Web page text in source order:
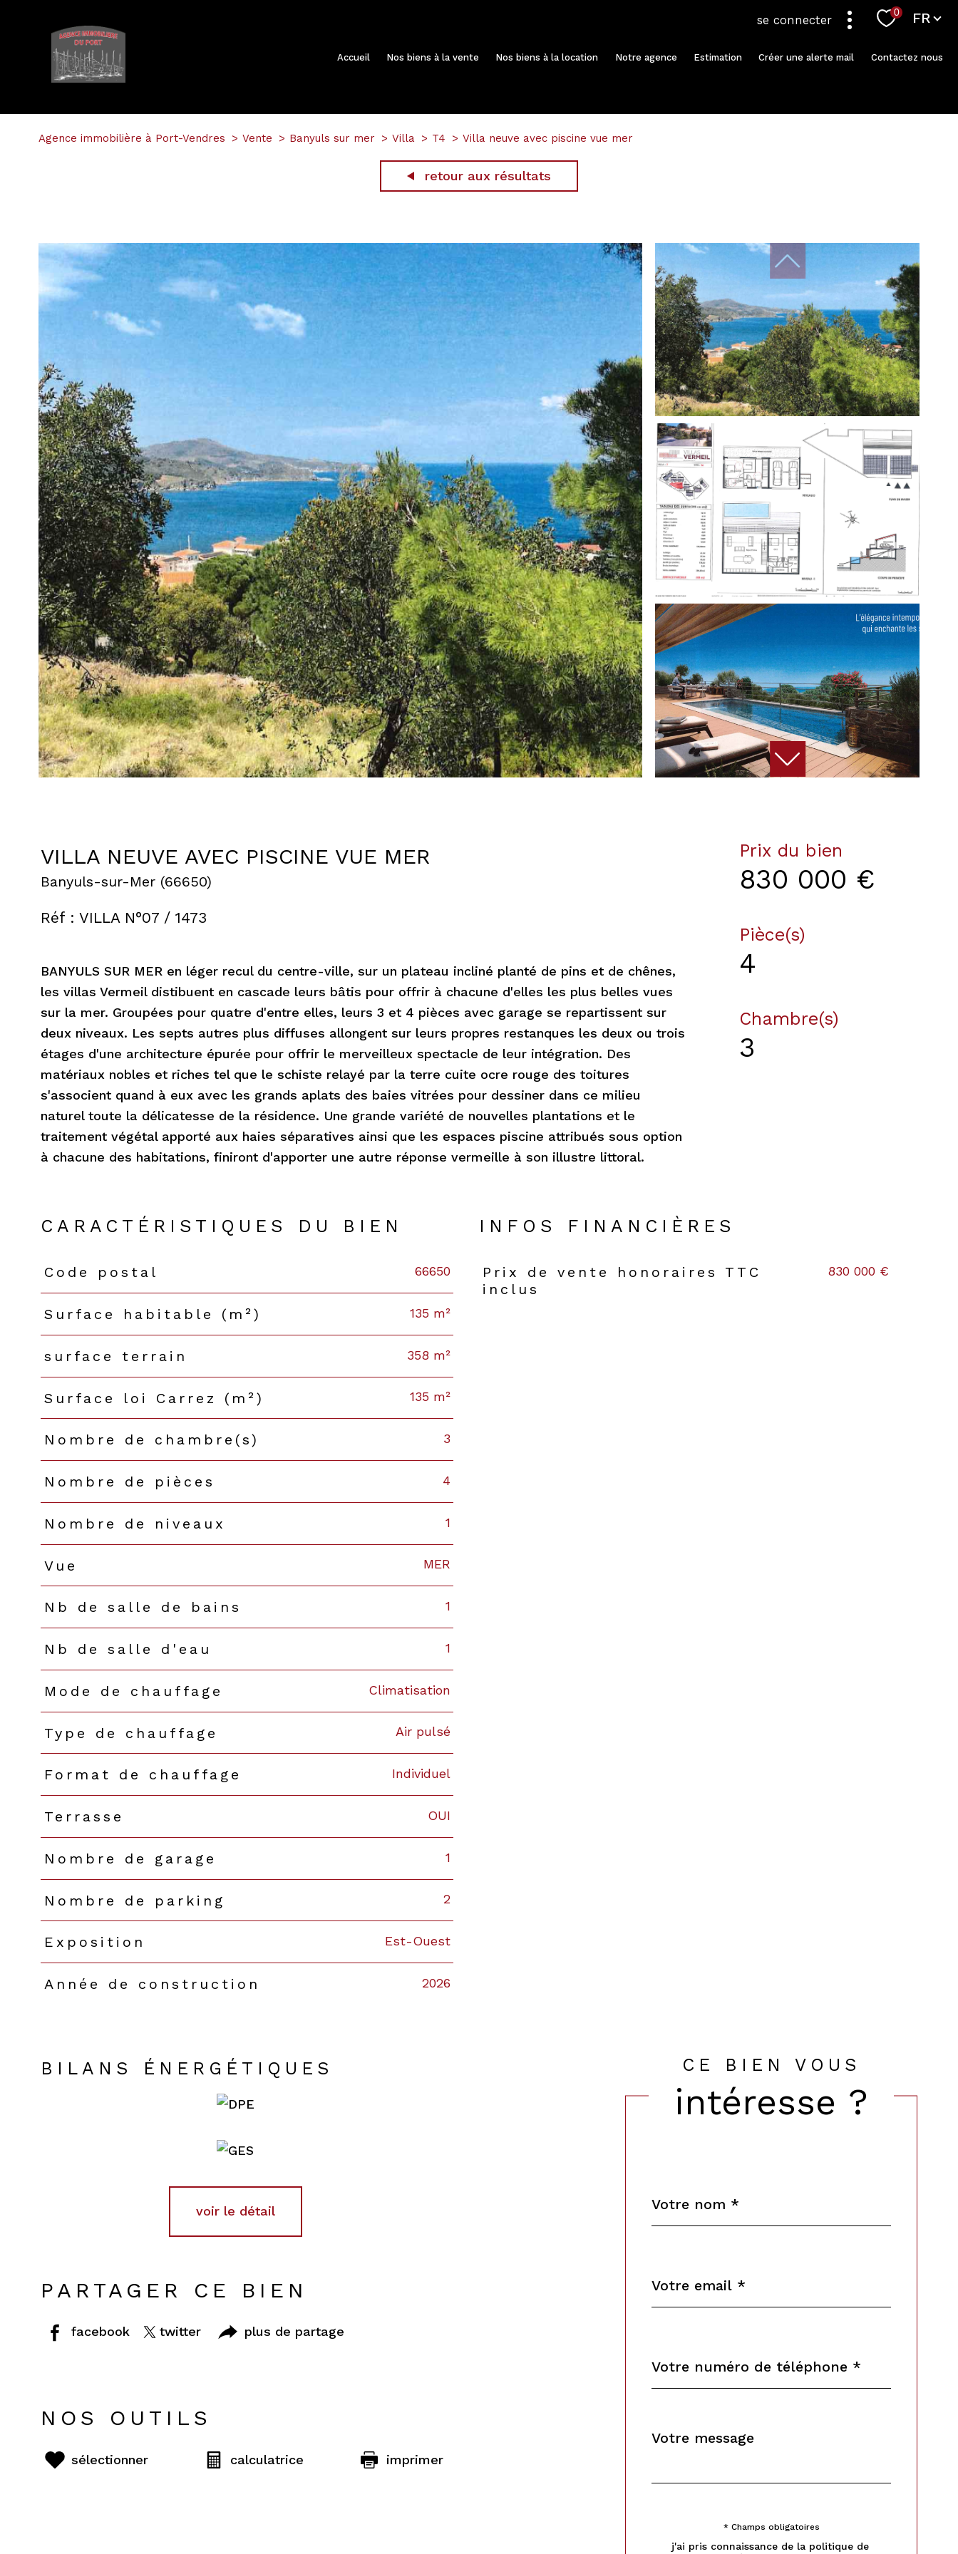
se connecter
0 FR
Accueil Nos biens à la vente Nos biens à la location Notre agence Estimation Créer une alerte mail Contactez nous
Agence immobilière à Port-Vendres Vente Banyuls sur mer Villa T4 Villa neuve avec piscine vue mer
retour aux résultats
VILLA NEUVE AVEC PISCINE VUE MER
Banyuls-sur-Mer (66650)
Réf : VILLA N°07 / 1473
BANYULS SUR MER en léger recul du centre-ville, sur un plateau incliné planté de pins et de chênes,
les villas Vermeil distibuent en cascade leurs bâtis pour offrir à chacune d'elles les plus belles vues
sur la mer. Groupées pour quatre d'entre elles, leurs 3 et 4 pièces avec garage se repartissent sur
deux niveaux. Les septs autres plus diffuses allongent sur leurs propres restanques les deux ou trois
étages d'une architecture épurée pour offrir le merveilleux spectacle de leur intégration. Des
matériaux nobles et riches tel que le schiste relayé par la terre cuite ocre rouge des toitures
s'associent quand à eux avec les grands aplats des baies vitrées pour dessiner dans ce milieu
naturel toute la délicatesse de la résidence. Une grande variété de nouvelles plantations et le
traitement végétal apporté aux haies séparatives ainsi que les espaces piscine attribués sous option
à chacune des habitations, finiront d'apporter une autre réponse vermeille à son illustre littoral.
Prix du bien
830 000 €
Pièce(s)
4
Chambre(s)
3
CARACTÉRISTIQUES DU BIEN
Caractéristiques Valeurs
Code postal 66650
Surface habitable (m²) 135 m²
surface terrain 358 m²
Surface loi Carrez (m²) 135 m²
Nombre de chambre(s) 3
Nombre de pièces 4
Nombre de niveaux 1
Vue MER
Nb de salle de bains 1
Nb de salle d'eau 1
Mode de chauffage Climatisation
Type de chauffage Air pulsé
Format de chauffage Individuel
Terrasse OUI
Nombre de garage 1
Nombre de parking 2
Exposition Est-Ouest
Année de construction 2026
INFOS FINANCIÈRES
Caractéristiques Valeurs
Prix de vente honoraires TTC
inclus
830 000 €
BILANS ÉNERGÉTIQUES
voir le détail
PARTAGER CE BIEN
facebook twitter plus de partage
NOS OUTILS
sélectionner calculatrice imprimer
CE BIEN VOUS
intéresse ?
par
défaut
*
*
*
Fieldset
Message
*
Validation* Champs obligatoires
j'ai pris connaissance de la politique de